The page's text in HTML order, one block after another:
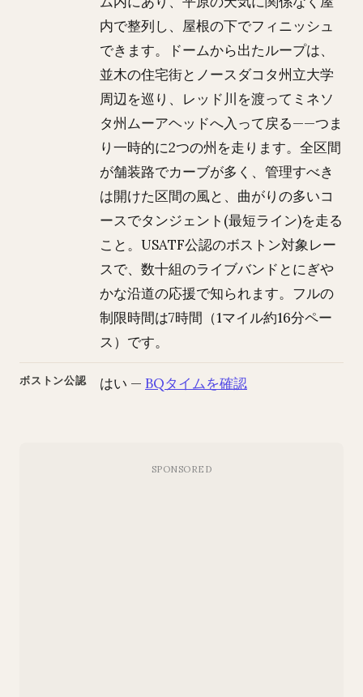
内で整列し、屋根の下でフィニッシュ
できます。ドームから出たループは、
並木の住宅街とノースダコタ州立大学
周辺を巡り、レッド川を渡ってミネソ
タ州ムーアヘッドへ入って戻る——つま
り一時的に2つの州を走ります。全区間
が舗装路でカーブが多く、管理すべき
は開けた区間の風と、曲がりの多いコ
ースでタンジェント(最短ライン)を走る
こと。USATF公認のボストン対象レー
スで、数十組のライブバンドとにぎや
かな沿道の応援で知られます。フルの
制限時間は7時間（1マイル約16分ペー
ス）です。
ボストン公認 はい — BQタイムを確認